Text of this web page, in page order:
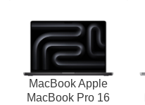
MacBook Apple
MacBook Pro 16